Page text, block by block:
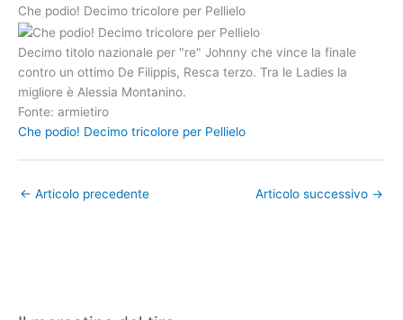
Che podio! Decimo tricolore per Pellielo
Decimo titolo nazionale per "re" Johnny che vince la finale
contro un ottimo De Filippis, Resca terzo. Tra le Ladies la
migliore è Alessia Montanino.
Fonte: armietiro
Che podio! Decimo tricolore per Pellielo
← Articolo precedente Articolo successivo →